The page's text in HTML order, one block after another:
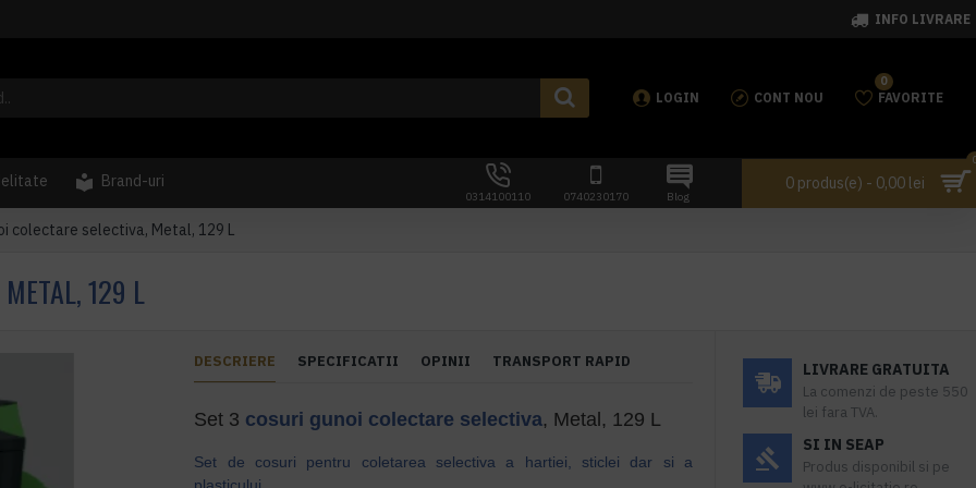
INFO LIVRARE
LOGIN CONT NOU FAVORITE
0
Brand-uri
0314100110 0740230170 Blog
0 produs(e) - 0,00 lei
colectare selectiva, Metal, 129 L
METAL, 129 L
DESCRIERE SPECIFICATII OPINII TRANSPORT RAPID
Set 3 cosuri gunoi colectare selectiva, Metal, 129 L
Set de cosuri pentru coletarea selectiva a hartiei, sticlei dar si a
LIVRARE GRATUITA
La comenzi de peste 550
lei fara TVA.
SI IN SEAP
Produs disponibil si pe